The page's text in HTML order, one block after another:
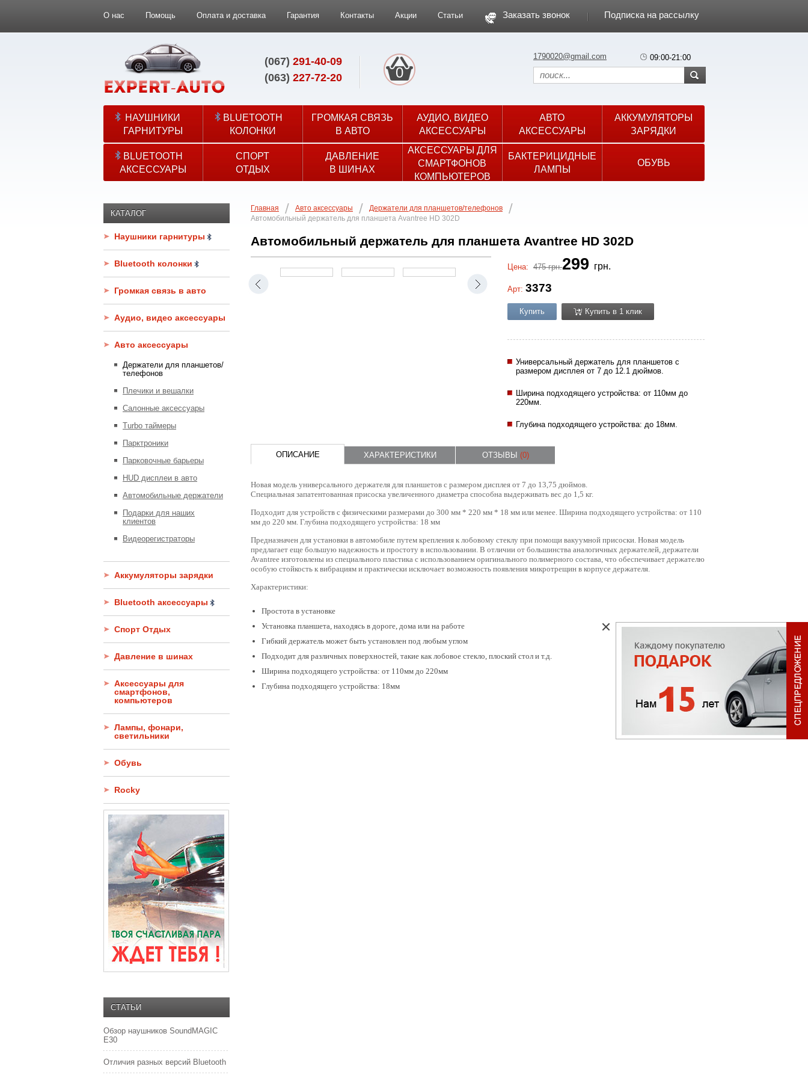
О нас Помощь Оплата и доставка Гарантия Контакты Акции Статьи Заказать звонок Подписка на рассылку
(067) 291-40-09
(063) 227-72-20 0
1790020@gmail.com 09:00-21:00
НАУШНИКИ
ГАРНИТУРЫ
BLUETOOTH
КОЛОНКИ
ГРОМКАЯ СВЯЗЬ
В АВТО
АУДИО, ВИДЕО
АКСЕССУАРЫ
АВТО
АКСЕССУАРЫ
АККУМУЛЯТОРЫ
ЗАРЯДКИ
BLUETOOTH
АКСЕССУАРЫ
СПОРТ
ОТДЫХ
ДАВЛЕНИЕ
В ШИНАХ
АКСЕССУАРЫ ДЛЯ
СМАРТФОНОВ
КОМПЬЮТЕРОВ
БАКТЕРИЦИДНЫЕ
ЛАМПЫ
ОБУВЬ
КАТАЛОГ
Наушники гарнитуры
Bluetooth колонки
Громкая связь в авто
Аудио, видео аксессуары
Авто аксессуары
Держатели для планшетов/
телефонов
Плечики и вешалки
Салонные аксессуары
Turbo таймеры
Парктроники
Парковочные барьеры
HUD дисплеи в авто
Автомобильные держатели
Подарки для наших
клиентов
Видеорегистраторы
Аккумуляторы зарядки
Bluetooth аксессуары
Спорт Отдых
Давление в шинах
Аксессуары для
смартфонов,
компьютеров
Лампы, фонари,
светильники
Обувь
Rocky
СТАТЬИ
Обзор наушников SoundMAGIC
E30
Отличия разных версий Bluetooth
Главная Авто аксессуары
Держатели для планшетов/телефонов
Автомобильный держатель для планшета Avantree HD 302D
Автомобильный держатель для планшета Avantree HD 302D
Цена: 475 грн.299 грн.
Арт: 3373
Купить Купить в 1 клик
Универсальный держатель для планшетов с
размером дисплея от 7 до 12.1 дюймов.
Ширина подходящего устройства: от 110мм до
220мм.
Глубина подходящего устройства: до 18мм.
ОПИСАНИЕ ХАРАКТЕРИСТИКИ ОТЗЫВЫ (0)
Новая модель универсального держателя для планшетов с размером дисплея от 7 до 13,75 дюймов.
Специальная запатентованная присоска увеличенного диаметра способна выдерживать вес до 1,5 кг.
Подходит для устройств с физическими размерами до 300 мм * 220 мм * 18 мм или менее. Ширина подходящего устройства: от 110
мм до 220 мм. Глубина подходящего устройства: 18 мм
Предназначен для установки в автомобиле путем крепления к лобовому стеклу при помощи вакуумной присоски. Новая модель
предлагает еще большую надежность и простоту в использовании. В отличии от большинства аналогичных держателей, держатели
Avantree изготовлены из специального пластика с использованием оригинального полимерного состава, что обеспечивает держателю
особую стойкость к вибрациям и практически исключает возможность появления микротрещин в корпусе держателя.
Характеристики:
Простота в установке
Установка планшета, находясь в дороге, дома или на работе
Гибкий держатель может быть установлен под любым углом
Подходит для различных поверхностей, такие как лобовое стекло, плоский стол и т.д.
Ширина подходящего устройства: от 110мм до 220мм
Глубина подходящего устройства: 18мм